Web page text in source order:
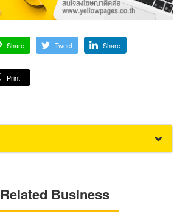
Share Tweet Share
Print
Related Business